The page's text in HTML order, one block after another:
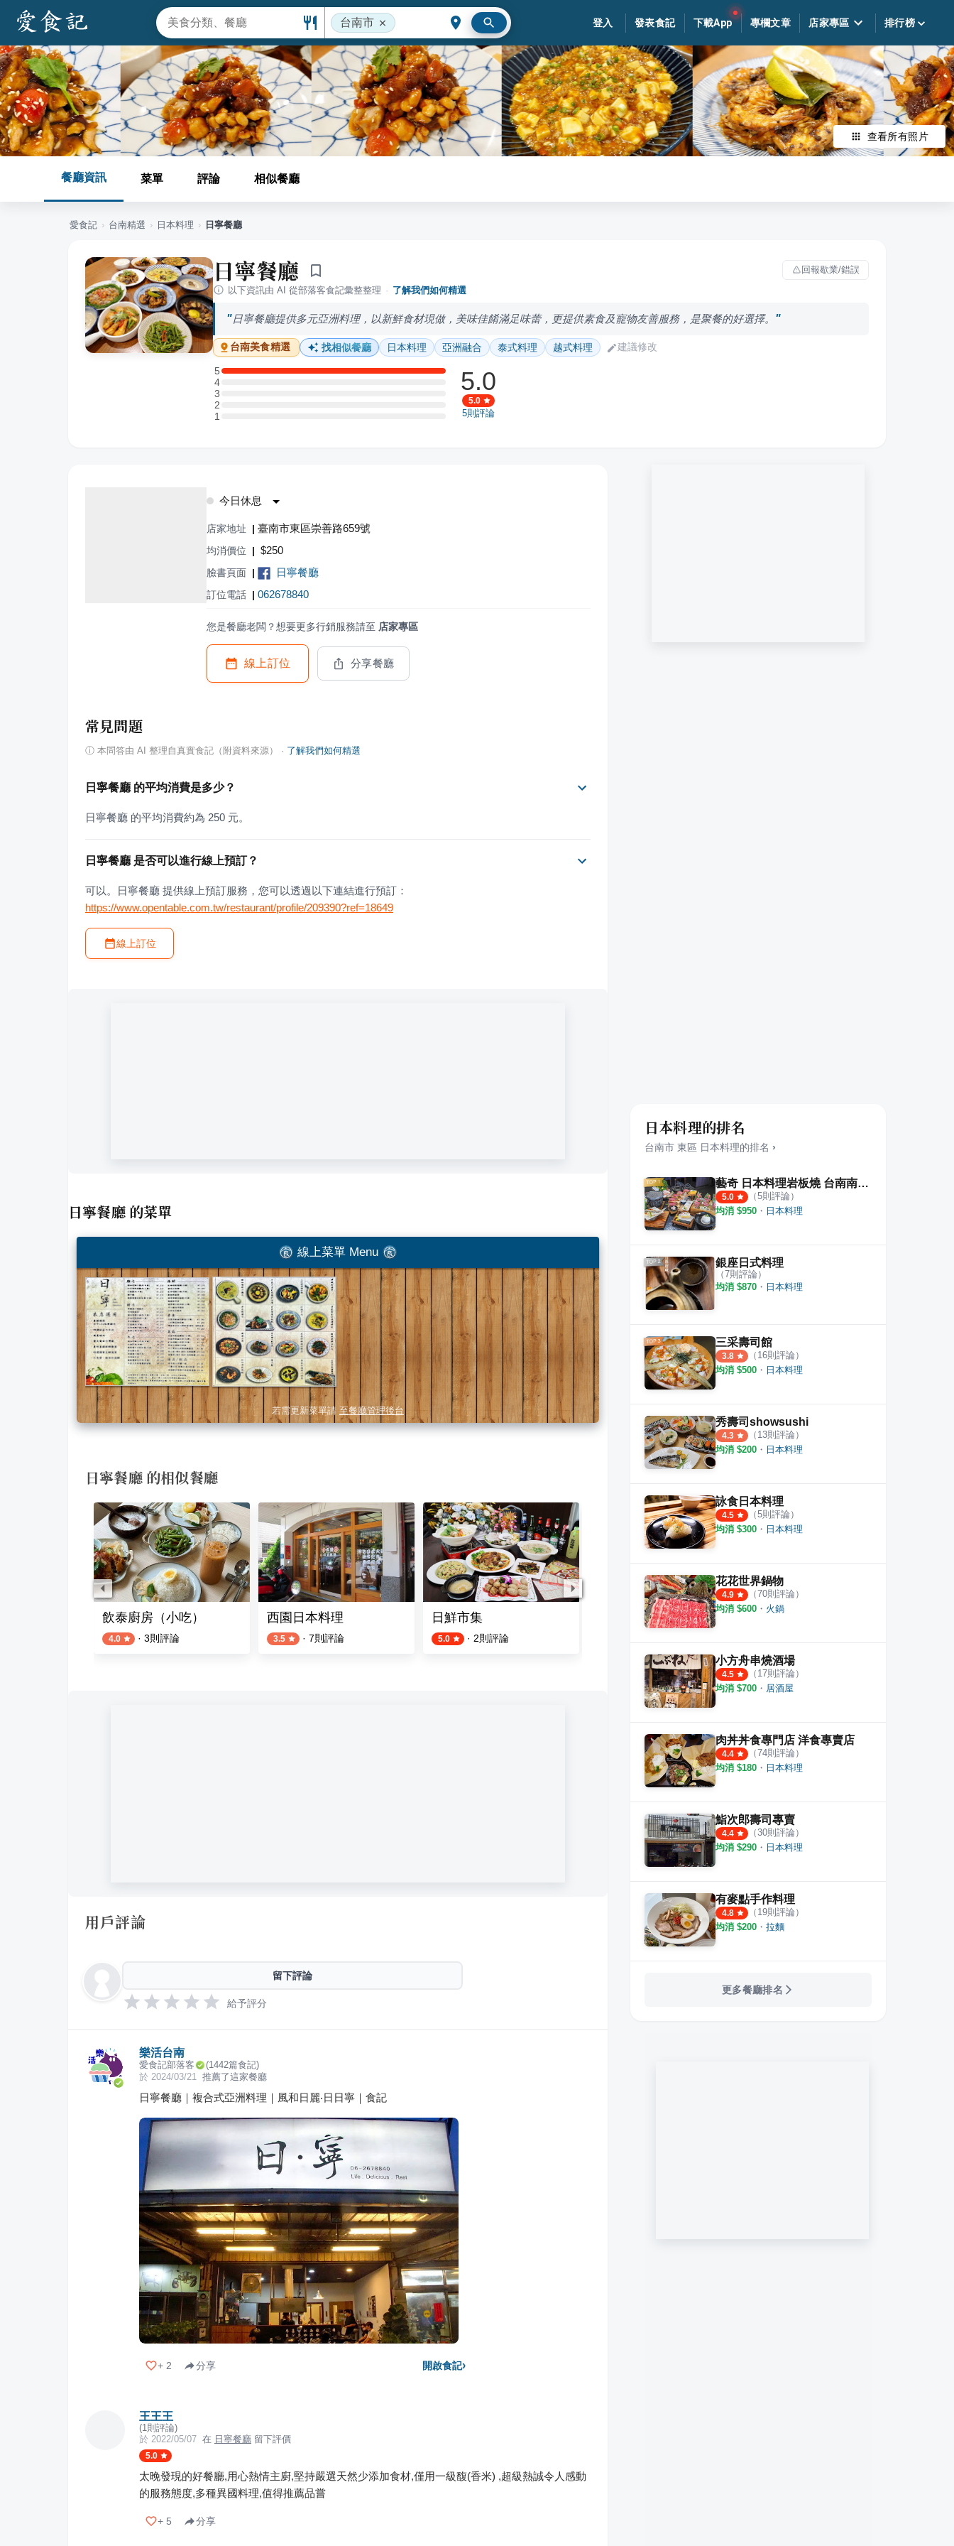
台南市 登入 發表食記 下載App 專欄文章 店家專區 排行榜
查看所有照片
餐廳資訊 菜單 評論 相似餐廳
愛食記 › 台南精選 › 日本料理 › 日寧餐廳
日寧餐廳
回報歇業/錯誤
以下資訊由 AI 從部落客食記彙整整理 · 了解我們如何精選
日寧餐廳提供多元亞洲料理，以新鮮食材現做，美味佳餚滿足味蕾，更提供素食及寵物友善服務，是聚餐的好選擇。
台南美食精選 找相似餐廳 日本料理 亞洲融合 泰式料理 越式料理 建議修改
5
5 星：2 則評論
4
4 星：0 則評論
3
3 星：0 則評論
2
2 星：0 則評論
11 星：0 則評論
5.0
5.0
5則評論
今日休息
店家地址 | 臺南市東區崇善路659號
均消價位 | $250
臉書頁面 | 日寧餐廳
訂位電話 | 062678840
您是餐廳老闆？想要更多行銷服務請至 店家專區
線上訂位 分享餐廳
常見問題
ⓘ 本問答由 AI 整理自真實食記（附資料來源） · 了解我們如何精選
日寧餐廳 的平均消費是多少？
日寧餐廳 的平均消費約為 250 元。
日寧餐廳 是否可以進行線上預訂？
可以。日寧餐廳 提供線上預訂服務，您可以透過以下連結進行預訂：
https://www.opentable.com.tw/restaurant/profile/209390?ref=18649
線上訂位
日寧餐廳的菜單
線上菜單 Menu
若需更新菜單請 至餐廳管理後台
日寧餐廳 的相似餐廳
｜台南泰式料理 樹林店飲泰廚房（小吃）
4.0 · 3則評論
西園日本料理
3.5 · 7則評論
日鮮市集
5.0 · 2則評論
濃園滿漢餐廳 裕樂亭
用戶評論
留下評論
給予評分
樂活台南
愛食記部落客 (1442篇食記)
於 2024/03/21 推薦了這家餐廳
日寧餐廳｜複合式亞洲料理｜風和日麗‧日日寧｜食記
+ 2 分享 開啟食記›
王王王
(1則評論)
於 2022/05/07 在 日寧餐廳 留下評價
5.0
太晚發現的好餐廳,用心熱情主廚,堅持嚴選天然少添加食材,僅用一級馥(香米) ,超級熱誠令人感動
的服務態度,多種異國料理,值得推薦品嘗
+ 5 分享
日本料理的排名
台南市 東區 日本料理的排名 ›
藝奇 日本料理岩板燒 台南南紡店A2館
5.0 （5則評論）
均消 $950 ・ 日本料理
銀座日式料理
（7則評論）
均消 $870 ・ 日本料理
三采壽司館
3.8 （ 16則評論）
均消 $500 ・ 日本料理
秀壽司showsushi
4.3 （ 13則評論）
均消 $200 ・ 日本料理
詠食日本料理
4.5 （5則評論）
均消 $300 ・ 日本料理
花花世界鍋物
4.9 （70則評論）
均消 $600 ・ 火鍋
小方舟串燒酒場
4.5 （ 17則評論）
均消 $700 ・ 居酒屋
肉丼丼食專門店 洋食專賣店
4.4 （74則評論）
均消 $180 ・ 日本料理
鮨次郎壽司專賣
4.4 （30則評論）
均消 $290 ・ 日本料理
有麥點手作料理
4.8 （ 19則評論）
均消 $200 ・ 拉麵
更多餐廳排名